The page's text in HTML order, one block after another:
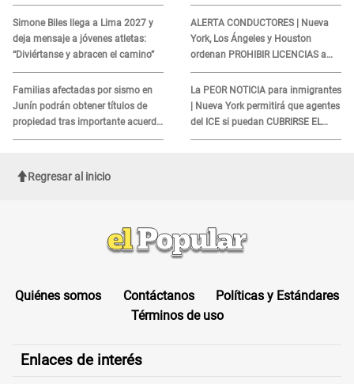
Simone Biles llega a Lima 2027 y
deja mensaje a jóvenes atletas:
“Diviértanse y abracen el camino”
Familias afectadas por sismo en
Junín podrán obtener títulos de
propiedad tras importante acuerdo
de Cofopri
ALERTA CONDUCTORES | Nueva
York, Los Ángeles y Houston
ordenan PROHIBIR LICENCIAS a
quienes no presenten ESTE
DOCUMENTO
La PEOR NOTICIA para inmigrantes
| Nueva York permitirá que agentes
del ICE si puedan CUBRIRSE EL
ROSTRO
Regresar al inicio
Quiénes somos Contáctanos
Políticas y Estándares
Términos de uso
Enlaces de interés